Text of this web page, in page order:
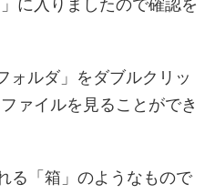
に入りましたので確認を
ォルダ」をダブルクリッ
ァイルを見ることができ
る「箱」のようなもので